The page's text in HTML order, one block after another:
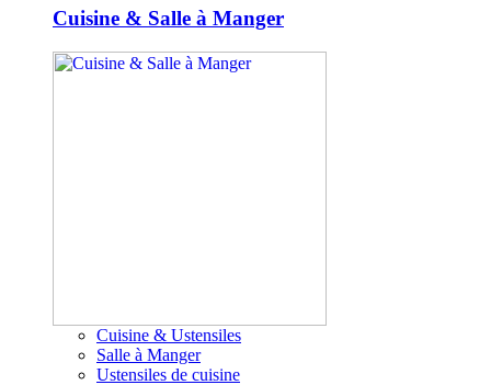
Cuisine & Salle à Manger
Cuisine & Ustensiles
Salle à Manger
Ustensiles de cuisine